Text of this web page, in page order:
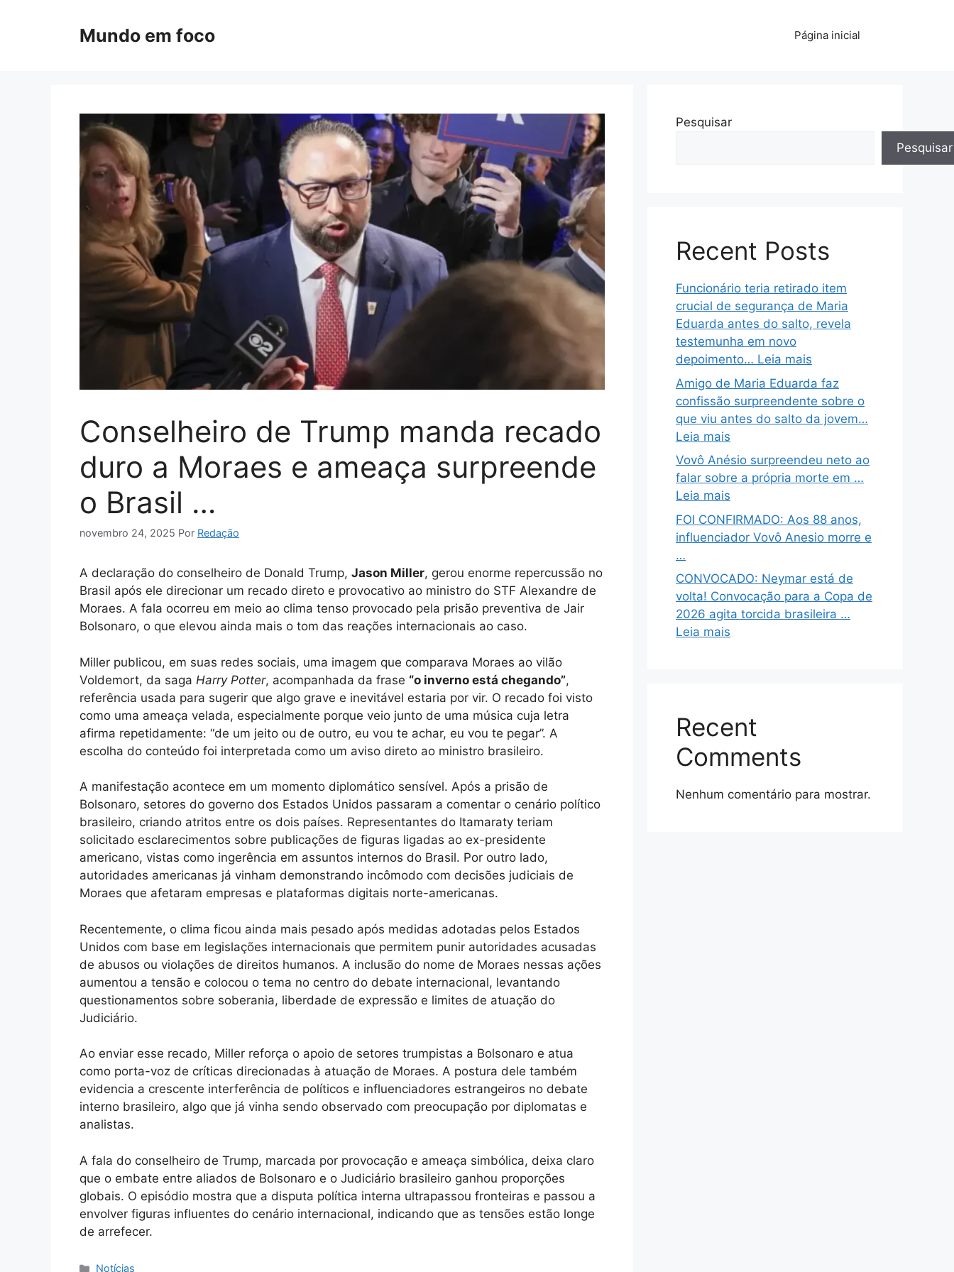
Mundo em foco Página inicial
Conselheiro de Trump manda recado
duro a Moraes e ameaça surpreende
o Brasil …
novembro 24, 2025 Por Redação
A declaração do conselheiro de Donald Trump, Jason Miller, gerou enorme repercussão no
Brasil após ele direcionar um recado direto e provocativo ao ministro do STF Alexandre de
Moraes. A fala ocorreu em meio ao clima tenso provocado pela prisão preventiva de Jair
Bolsonaro, o que elevou ainda mais o tom das reações internacionais ao caso.
Miller publicou, em suas redes sociais, uma imagem que comparava Moraes ao vilão
Voldemort, da saga Harry Potter, acompanhada da frase “o inverno está chegando”,
referência usada para sugerir que algo grave e inevitável estaria por vir. O recado foi visto
como uma ameaça velada, especialmente porque veio junto de uma música cuja letra
afirma repetidamente: “de um jeito ou de outro, eu vou te achar, eu vou te pegar”. A
escolha do conteúdo foi interpretada como um aviso direto ao ministro brasileiro.
A manifestação acontece em um momento diplomático sensível. Após a prisão de
Bolsonaro, setores do governo dos Estados Unidos passaram a comentar o cenário político
brasileiro, criando atritos entre os dois países. Representantes do Itamaraty teriam
solicitado esclarecimentos sobre publicações de figuras ligadas ao ex-presidente
americano, vistas como ingerência em assuntos internos do Brasil. Por outro lado,
autoridades americanas já vinham demonstrando incômodo com decisões judiciais de
Moraes que afetaram empresas e plataformas digitais norte-americanas.
Recentemente, o clima ficou ainda mais pesado após medidas adotadas pelos Estados
Unidos com base em legislações internacionais que permitem punir autoridades acusadas
de abusos ou violações de direitos humanos. A inclusão do nome de Moraes nessas ações
aumentou a tensão e colocou o tema no centro do debate internacional, levantando
questionamentos sobre soberania, liberdade de expressão e limites de atuação do
Judiciário.
Ao enviar esse recado, Miller reforça o apoio de setores trumpistas a Bolsonaro e atua
como porta-voz de críticas direcionadas à atuação de Moraes. A postura dele também
evidencia a crescente interferência de políticos e influenciadores estrangeiros no debate
interno brasileiro, algo que já vinha sendo observado com preocupação por diplomatas e
analistas.
A fala do conselheiro de Trump, marcada por provocação e ameaça simbólica, deixa claro
que o embate entre aliados de Bolsonaro e o Judiciário brasileiro ganhou proporções
globais. O episódio mostra que a disputa política interna ultrapassou fronteiras e passou a
envolver figuras influentes do cenário internacional, indicando que as tensões estão longe
de arrefecer.
Categorias
Notícias
Pesquisar
Pesquisar
Recent Posts
Funcionário teria retirado item
crucial de segurança de Maria
Eduarda antes do salto, revela
testemunha em novo
depoimento… Leia mais
Amigo de Maria Eduarda faz
confissão surpreendente sobre o
que viu antes do salto da jovem…
Leia mais
Vovô Anésio surpreendeu neto ao
falar sobre a própria morte em …
Leia mais
FOI CONFIRMADO: Aos 88 anos,
influenciador Vovô Anesio morre e
…
CONVOCADO: Neymar está de
volta! Convocação para a Copa de
2026 agita torcida brasileira …
Leia mais
Recent
Comments
Nenhum comentário para mostrar.